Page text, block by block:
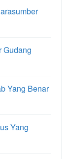
Gudang
Yang Benar
Yang